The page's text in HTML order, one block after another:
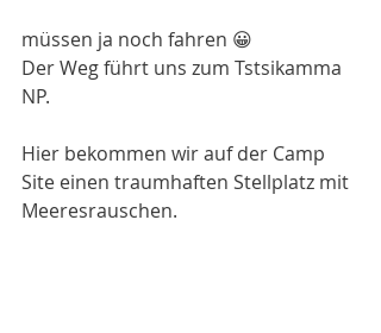
müssen ja noch fahren 😀
Der Weg führt uns zum Tstsikamma
NP.
Hier bekommen wir auf der Camp
Site einen traumhaften Stellplatz mit
Meeresrauschen.